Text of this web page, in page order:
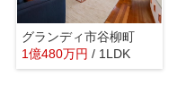
グランディ市谷柳町
1億480万円 / 1LDK